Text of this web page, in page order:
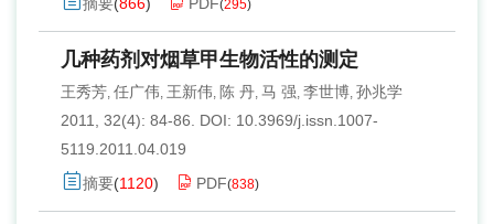
(295)
几种药剂对烟草甲生物活性的测定
王秀芳, 任广伟, 王新伟, 陈 丹, 马 强, 李世博, 孙兆学
2011, 32(4): 84-86.
DOI: 10.3969/j.issn.1007-
5119.2011.04.019
摘要(1120) PDF(838)